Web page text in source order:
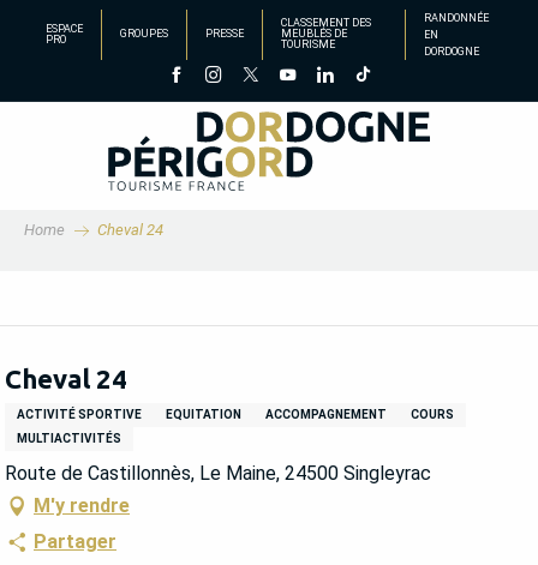
principal
ESPACE
PRO
GROUPES PRESSE
CLASSEMENT DES
MEUBLÉS DE
TOURISME
RANDONNÉE
EN
DORDOGNE
Home Cheval 24
Cheval 24
ACTIVITÉ SPORTIVE EQUITATION ACCOMPAGNEMENT
COURS
MULTIACTIVITÉS
Route de Castillonnès, Le Maine, 24500 Singleyrac
M'y rendre
Partager